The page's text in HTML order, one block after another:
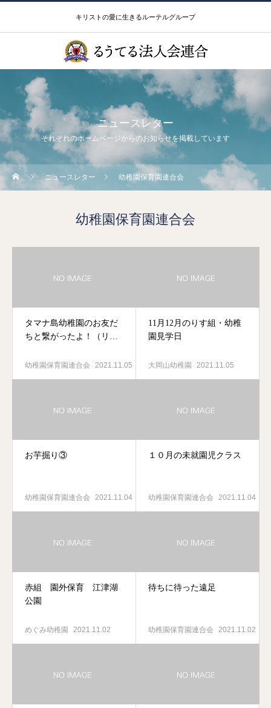
キリストの愛に生きるルーテルグループ
ニュースレター
それぞれのホームページからのお知らせを掲載しています
ニュースレター 幼稚園保育園連合会
幼稚園保育園連合会
タマナ島幼稚園のお友だ
ちと繋がったよ！（リモ
幼稚園保育園連合会 2021.11.05
11月12月のりす組・幼稚
園見学日
大岡山幼稚園 2021.11.05
お芋掘り③
幼稚園保育園連合会 2021.11.04
１０月の未就園児クラス
幼稚園保育園連合会 2021.11.04
赤組 園外保育 江津湖
公園
めぐみ幼稚園 2021.11.02
待ちに待った遠足
幼稚園保育園連合会 2021.11.02